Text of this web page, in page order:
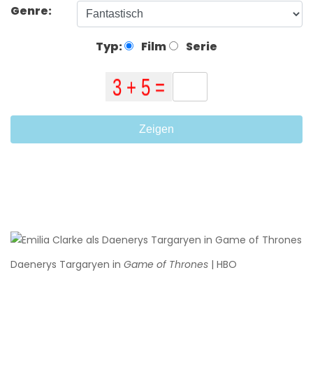
Genre:
Typ: Film Serie
Zeigen
Daenerys Targaryen in Game of Thrones | HBO